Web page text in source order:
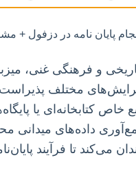
و فرهنگی غنی،
مختلف
کتابخانه‌ای یا
داده‌های میدانی
می‌کند تا فرآیند